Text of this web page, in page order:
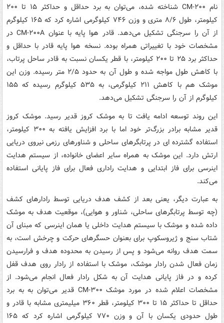
نام CM-۲۰۰ شناخته شده، می‌توان به برد حداقل و حداکثر ۱۵ تا ۲۰۰
کیلومتر، طول ۸/۶ متری و وزن ۷۴۶ کیلوگرمی اشاره کرد که ۱۶۵ کیلوگرم
از آن را سرجنگی تشکیل می‌دهد. قادر هوا پایه با عنوان CM-۲۰۰A در
مشخصات خود با تغییراتی همراه بوده. نسخه هوا پایه قادر با حداقل و
حداکثر برد ۲۵ تا ۲۰۰ کیلومتر، با قطر یکسان نسبت به قادر ساحل پرتاب،
با کاهش طول مواجه شده و طول آن به حدود ۲/۵ متر رسیده. وزن این
موشک هم با کاهش ۲۱۱ کیلوگرمی، به ۵۳۵ کیلوگرم رسیده که ۱۵۵
کیلوگرم از آن را سرجنگی تشکیل می‌دهد.
این روند توسعه ادامه یافت تا به موشک کروز قدیر رسید. موشک کروز
قدیر مشابه برادر بزرگ‌تر خود اما با برد افزایش یافته به ۳۰۰ کیلومتر،
استفاده گشترده ای در پرتابگرهای ساحلی و شناورهای رزمی نیروی دریایی
ارتش دارد. این موشک به همراه سایر اعضای خانواده، از سیستم هدایت
اینرسی برای فاز ابتدایی و هدایت راداری فعال برای فاز پایانی استفاده
می‌کند.
به عبارت دیگر، یعنی بعد از کشف هدف دریایی توسط رادارهای کشف
(چه توسط پرتابگرهای ساحلی، شناور و هوایی)، موقعیت هدف به موشک
داده شده و موشک با سیستم هدایت داخلی یا همان اینرسی که مبنای آن
شتاب سنج و ژیروسکوپ برای بعنوان حسگرهای حرکت و چرخش است، به
سمت هدف روانه می‌شود و پس از رسیدن به محدوده هدف و فرارسیدن
زمان فعال شدن رادار موشک، موشک با استفاده از رادار روی هدف قفل
کرده و در فاز پایانی هدایت آن به شکل رادار فعال انجام می‌شود. از
مشخصات اعلام شده در مورد موشک CM-۳۰۰ قدیر می‌توان به به برد
حداقل تا حداکثر ۱۵ تا ۳۰۰ کیلومتر، قطر ۳۶۰ میلیمتری مشابه با قادر و
طول حدودی یکسان با آن و وزن ۷۷۰ کیلوگرمی اشاره کرد که ۱۶۵